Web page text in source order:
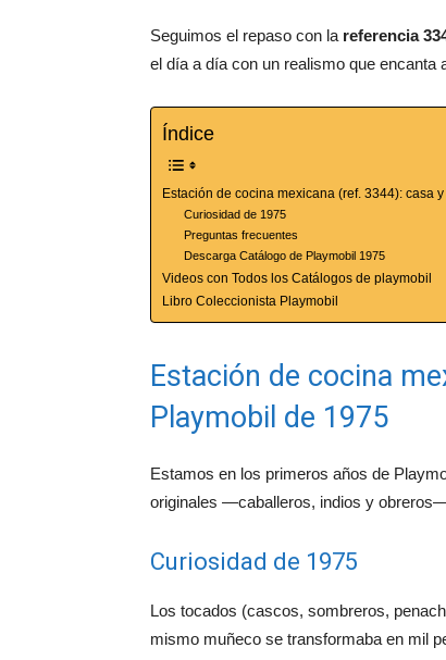
Seguimos el repaso con la referencia
el día a día con un realismo que encanta
Índice
Estación de cocina mexicana (ref. 3344): casa
Curiosidad de 1975
Preguntas frecuentes
Descarga Catálogo de Playmobil 1975
Videos con Todos los Catálogos de playmobil
Libro Coleccionista Playmobil
Estación de cocina
Playmobil de 1975
Estamos en los primeros años de
originales —caballeros, indios y
Curiosidad de 1975
Los tocados (cascos, sombreros,
mismo muñeco se transformaba en mil